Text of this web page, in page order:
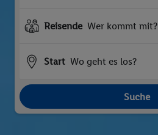
Reisende Wer kommt mit?
Start Wo geht es los?
Suche